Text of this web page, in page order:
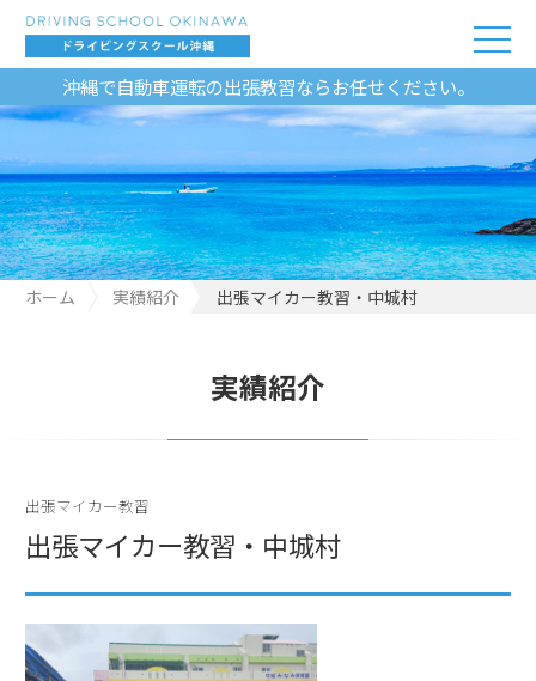
沖縄で自動車運転の出張教習ならお任せください。
ホーム 実績紹介 出張マイカー教習・中城村
実績紹介
出張マイカー教習
出張マイカー教習・中城村